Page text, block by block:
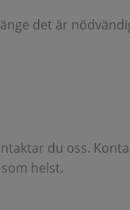
det är
du oss.
helst.